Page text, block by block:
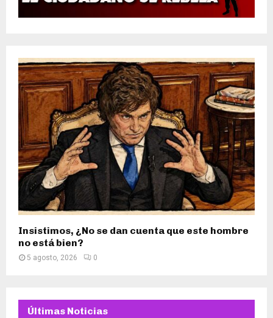
Insistimos, ¿No se dan cuenta que este hombre
no está bien?
5 agosto, 2026 0
Últimas Noticias